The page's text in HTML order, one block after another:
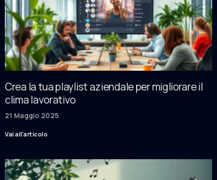
Crea la tua playlist aziendale per migliorare il
clima lavorativo
21 Maggio 2025
Vai all'articolo